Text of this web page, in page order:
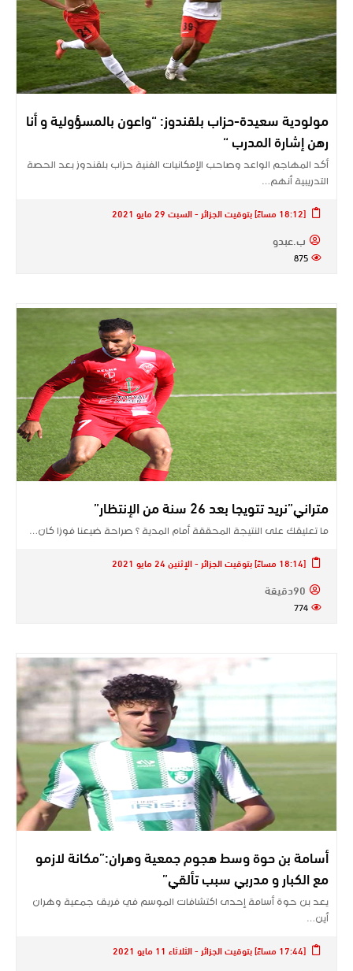
مولودية سعيدة-حزاب بلقندوز: “واعون بالمسؤولية و أنا
رهن إشارة المدرب “
أكد المهاجم الواعد وصاحب الإمكانيات الفنية حزاب بلقندوز بعد الحصة
التدريبية أنهم…
[18:12 مساءً] بتوقيت الجزائر - السبت 29 مايو 2021
ب.عبدو
875
متراني”نريد تتويجا بعد 26 سنة من الإنتظار”
ما تعليقك على النتيجة المحققة أمام المدية ؟ صراحة ضيعنا فوزا كان…
[18:14 مساءً] بتوقيت الجزائر - الإثنين 24 مايو 2021
90دقيقة
774
أسامة بن حوة وسط هجوم جمعية وهران:”مكانة لازمو
مع الكبار و مدربي سبب تألقي”
يعد بن حوة أسامة إحدى اكتشافات الموسم في فريق جمعية وهران
أين…
[17:44 مساءً] بتوقيت الجزائر - الثلاثاء 11 مايو 2021